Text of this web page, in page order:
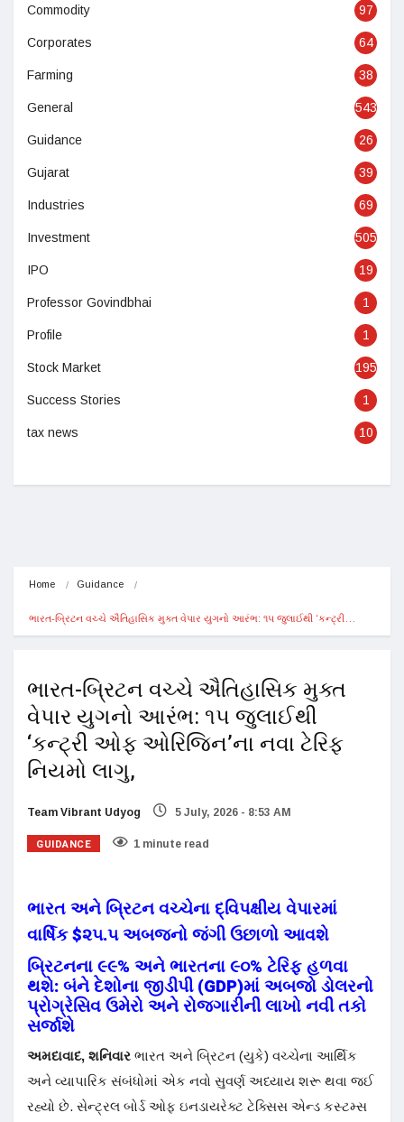
Commodity 97
Corporates 64
Farming 38
General 543
Guidance 26
Gujarat 39
Industries 69
Investment 505
IPO 19
Professor Govindbhai 1
Profile 1
Stock Market 195
Success Stories 1
tax news 10
Home Guidance
ભારત-બ્રિટન વચ્ચે ઐતિહાસિક મુક્ત વેપાર યુગનો આરંભ: ૧૫ જુલાઈથી ‘કન્ટ્રી…
ભારત-બ્રિટન વચ્ચે ઐતિહાસિક મુક્ત
વેપાર યુગનો આરંભ: ૧૫ જુલાઈથી
‘કન્ટ્રી ઓફ ઓરિજિન’ના નવા ટેરિફ
નિયમો લાગુ,
Team Vibrant Udyog 5 July, 2026 - 8:53 AM
GUIDANCE 1 minute read
ભારત અને બ્રિટન વચ્ચેના દ્વિપક્ષીય વેપારમાં
વાર્ષિક $૨૫.૫ અબજનો જંગી ઉછાળો આવશે
બ્રિટનના ૯૯% અને ભારતના ૯૦% ટેરિફ હળવા
થશે: બંને દેશોના જીડીપી (GDP)માં અબજો ડોલરનો
પ્રોગ્રેસિવ ઉમેરો અને રોજગારીની લાખો નવી તકો
સર્જાશે
અમદાવાદ, શનિવાર ભારત અને બ્રિટન (યુકે) વચ્ચેના આર્થિક
અને વ્યાપારિક સંબંધોમાં એક નવો સુવર્ણ અધ્યાય શરૂ થવા જઈ
રહ્યો છે. સેન્ટ્રલ બોર્ડ ઓફ ઇનડાયરેક્ટ ટેક્સિસ એન્ડ કસ્ટમ્સ